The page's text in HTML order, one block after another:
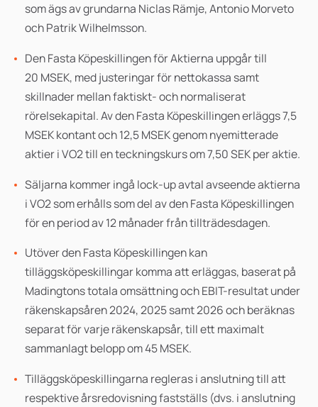
som ägs av grundarna Niclas Rämje,Antonio Morveto
ochPatrik Wilhelmsson.
Den Fasta Köpeskillingen för Aktierna uppgår till
20 MSEK, med justeringar för nettokassa samt
skillnader mellan faktiskt- och normaliserat
rörelsekapital. Av den Fasta Köpeskillingen erläggs7,5
MSEK kontant och 12,5 MSEK genom nyemitterade
aktier i VO2 till en teckningskurs om7,50SEK per aktie.
Säljarna kommer ingå lock-up avtal avseendeaktierna
i VO2 som erhålls som del av den Fasta Köpeskillingen
för en period av 12 månader från tillträdesdagen.
Utöver den Fasta Köpeskillingen kan
tilläggsköpeskillingar komma att erläggas, baserat på
Madingtons totala omsättning och EBIT-resultat under
räkenskapsåren 2024, 2025 samt 2026 och beräknas
separat för varje räkenskapsår, till ett maximalt
sammanlagt belopp om 45 MSEK.
Tilläggsköpeskillingarna regleras i anslutning till att
respektive årsredovisning fastställs (dvs. i anslutning